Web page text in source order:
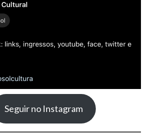
Seguir no Instagram